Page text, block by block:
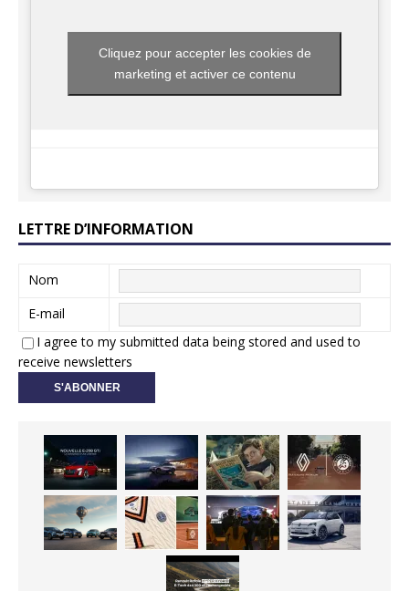
Cliquez pour accepter les cookies de
marketing et activer ce contenu
LETTRE D’INFORMATION
Nom
E-mail
I agree to my submitted data being stored and used to
receive newsletters